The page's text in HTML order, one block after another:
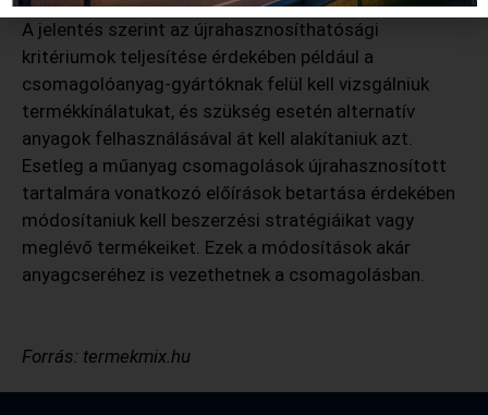
A jelentés szerint az újrahasznosíthatósági
kritériumok teljesítése érdekében például a
csomagolóanyag-gyártóknak felül kell vizsgálniuk
termékkínálatukat, és szükség esetén alternatív
anyagok felhasználásával át kell alakítaniuk azt.
Esetleg a műanyag csomagolások újrahasznosított
tartalmára vonatkozó előírások betartása érdekében
módosítaniuk kell beszerzési stratégiáikat vagy
meglévő termékeiket. Ezek a módosítások akár
anyagcseréhez is vezethetnek a csomagolásban.
Forrás: termekmix.hu